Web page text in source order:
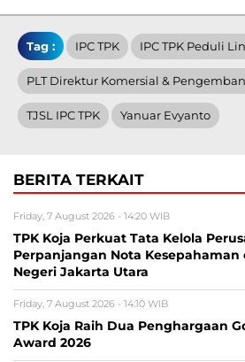
Tag : IPC TPK IPC TPK Peduli
PLT Direktur Komersial &
TJSL IPC TPK Yanuar Evyanto
BERITA TERKAIT
Friday, 7 August 2026 - 14:20 WIB
TPK Koja Perkuat Tata Kelola
Perpanjangan Nota Kesepahaman
Negeri Jakarta Utara
Friday, 7 August 2026 - 14:10 WIB
TPK Koja Raih Dua Penghargaan
Award 2026